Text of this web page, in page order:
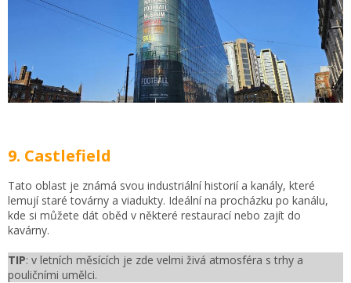
9. Castlefield
Tato oblast je známá svou industriální historií a kanály, které
lemují staré továrny a viadukty. Ideální na procházku po kanálu,
kde si můžete dát oběd v některé restaurací nebo zajít do
kavárny.
TIP: v letních měsících je zde velmi živá atmosféra s trhy a
pouličními umělci.